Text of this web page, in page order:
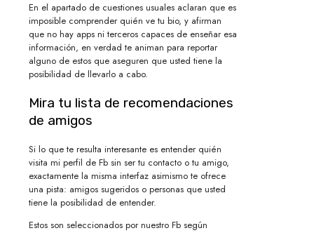
En el apartado de cuestiones usuales aclaran que es
imposible comprender quién ve tu bio, y afirman
que no hay apps ni terceros capaces de enseñar esa
información, en verdad te animan para reportar
alguno de estos que aseguren que usted tiene la
posibilidad de llevarlo a cabo.
Mira tu lista de recomendaciones
de amigos
Si lo que te resulta interesante es entender quién
visita mi perfil de Fb sin ser tu contacto o tu amigo,
exactamente la misma interfaz asimismo te ofrece
una pista: amigos sugeridos o personas que usted
tiene la posibilidad de entender.
Estos son seleccionados por nuestro Fb según